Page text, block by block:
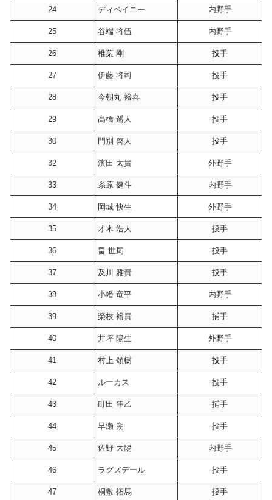
24 ディベイニー 内野手
25 谷端 将伍 内野手
26 椎葉 剛 投手
27 伊藤 将司 投手
28 今朝丸 裕喜 投手
29 髙橋 遥人 投手
30 門別 啓人 投手
32 濱田 太貴 外野手
33 糸原 健斗 内野手
34 岡城 快生 外野手
35 才木 浩人 投手
36 畠 世周 投手
37 及川 雅貴 投手
38 小幡 竜平 内野手
39 榮枝 裕貴 捕手
40 井坪 陽生 外野手
41 村上 頌樹 投手
42 ルーカス 投手
43 町田 隼乙 捕手
44 早瀬 朔 投手
45 佐野 大陽 内野手
46 ラグズデール 投手
47 桐敷 拓馬 投手